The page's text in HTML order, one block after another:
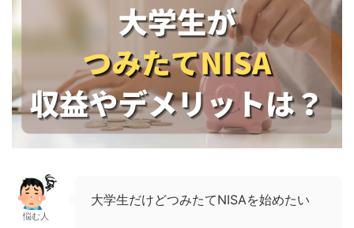
悩む人
大学生だけどつみたてNISAを始めたい